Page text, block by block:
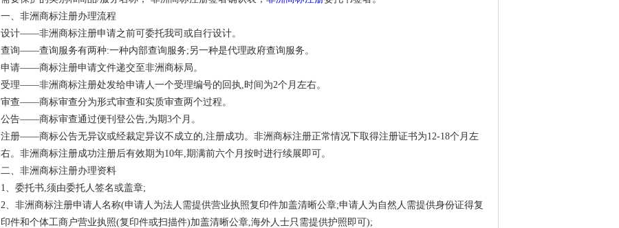
一、非洲商标注册办理流程
设计——非洲商标注册申请之前可委托我司或自行设计。
查询——查询服务有两种:一种内部查询服务;另一种是代理政府查询服务。
申请——商标注册申请文件递交至非洲商标局。
受理——非洲商标注册处发给申请人一个受理编号的回执,时间为2个月左右。
审查——商标审查分为形式审查和实质审查两个过程。
公告——商标审查通过便刊登公告,为期3个月。
注册——商标公告无异议或经裁定异议不成立的,注册成功。非洲商标注册正常情况下取得注册证书为12-18个月左
右。非洲商标注册成功注册后有效期为10年,期满前六个月按时进行续展即可。
二、非洲商标注册办理资料
1、委托书,须由委托人签名或盖章;
2、非洲商标注册申请人名称(申请人为法人需提供营业执照复印件加盖清晰公章;申请人为自然人需提供身份证得复
印件和个体工商户营业执照(复印件或扫描件)加盖清晰公章,海外人士只需提供护照即可);